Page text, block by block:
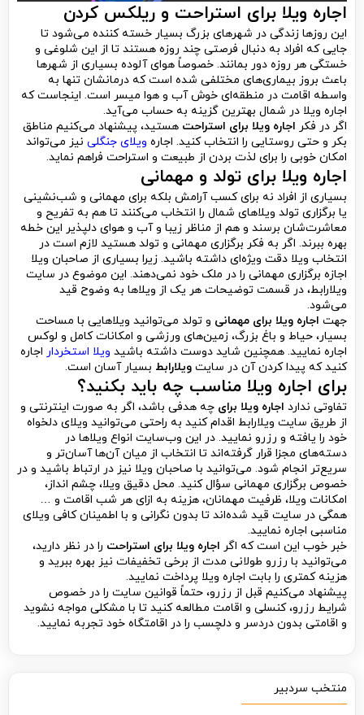
اجاره ویلا برای استراحت و ریلکس کردن
این روزها زندگی در شهرهای بزرگ بسیار خسته کننده می‌شود تا
جایی که افراد به دنبال فرصتی چند روزه هستند تا از این شلوغی و
خستگی هر روزه دور بمانند. خصوصاً هوای آلوده بسیاری از شهرها
باعث بروز بیماری‌های مختلفی شده است که درمانشان تنها به
واسطه اقامت در منطقه‌ای خوش آب و هوا میسر است. اینجاست که
اجاره ویلا در شمال بهترین گزینه به حساب می‌آید.
اگر در فکر اجاره ویلا برای استراحت هستید، پیشنهاد می‌کنیم مناطق
بکر و حتی روستایی را انتخاب کنید. اجاره ویلای جنگلی نیز می‌تواند
امکان خوبی را برای لذت بردن از طبیعت و استراحت فراهم نماید.
اجاره ویلا برای تولد و مهمانی
بسیاری از افراد نه برای کسب آرامش بلکه برای مهمانی و شب‌نشینی
یا برگزاری تولد ویلاهای شمال را انتخاب می‌کنند تا هم به تفریح و
معاشرت‌شان برسند و هم از مناظر زیبا و آب و هوای دلپذیر این خطه
بهره ببرند. اگر به فکر برگزاری مهمانی و تولد هستید لازم است در
انتخاب ویلا دقت ویژه‌ای داشته باشید. زیرا بسیاری از صاحبان ویلا
اجازه برگزاری مهمانی را در ملک خود نمی‌دهند. این موضوع در سایت
ویلارابط، در قسمت توضیحات هر یک از ویلاها به وضوح قید
می‌شود.
جهت اجاره ویلا برای مهمانی و تولد می‌توانید ویلاهایی با مساحت
بسیار، حیاط و باغ بزرگ، زمین‌های ورزشی و امکانات کامل و لوکس
اجاره نمایید. همچنین شاید دوست داشته باشید ویلا استخردار اجاره
کنید که پیدا کردن آن در سایت ویلارابط بسیار آسان است.
برای اجاره ویلا مناسب چه باید بکنید؟
تفاوتی ندارد اجاره ویلا برای چه هدفی باشد، اگر به صورت اینترنتی و
از طریق سایت ویلارابط اقدام کنید به راحتی می‌توانید ویلای دلخواه
خود را یافته و رزرو نمایید. در این وب‌سایت انواع ویلاها در
دسته‌های مجزا قرار گرفته‌اند تا انتخاب از میان آن‌ها آسان‌تر و
سریع‌تر انجام شود. می‌توانید با صاحبان ویلا نیز در ارتباط باشید و در
خصوص برگزاری مهمانی سؤال کنید. محل دقیق ویلا، چشم انداز،
امکانات ویلا، ظرفیت مهمانان، هزینه به ازای هر شب اقامت و …
همگی در سایت قید شده‌اند تا بدون نگرانی و با اطمینان کافی ویلای
مناسبی اجاره نمایید.
خبر خوب این است که اگر اجاره ویلا برای استراحت را در نظر دارید،
می‌توانید با رزرو طولانی مدت از برخی تخفیفات نیز بهره ببرید و
هزینه کمتری را بابت اجاره ویلا پرداخت نمایید.
پیشنهاد می‌کنیم قبل از رزرو، حتماً قوانین سایت را در خصوص
شرایط رزرو، کنسلی و اقامت مطالعه کنید تا با مشکلی مواجه نشوید
و اقامتی بدون دردسر و دلچسب را در اقامتگاه خود تجربه نمایید.
منتخب سردبیر